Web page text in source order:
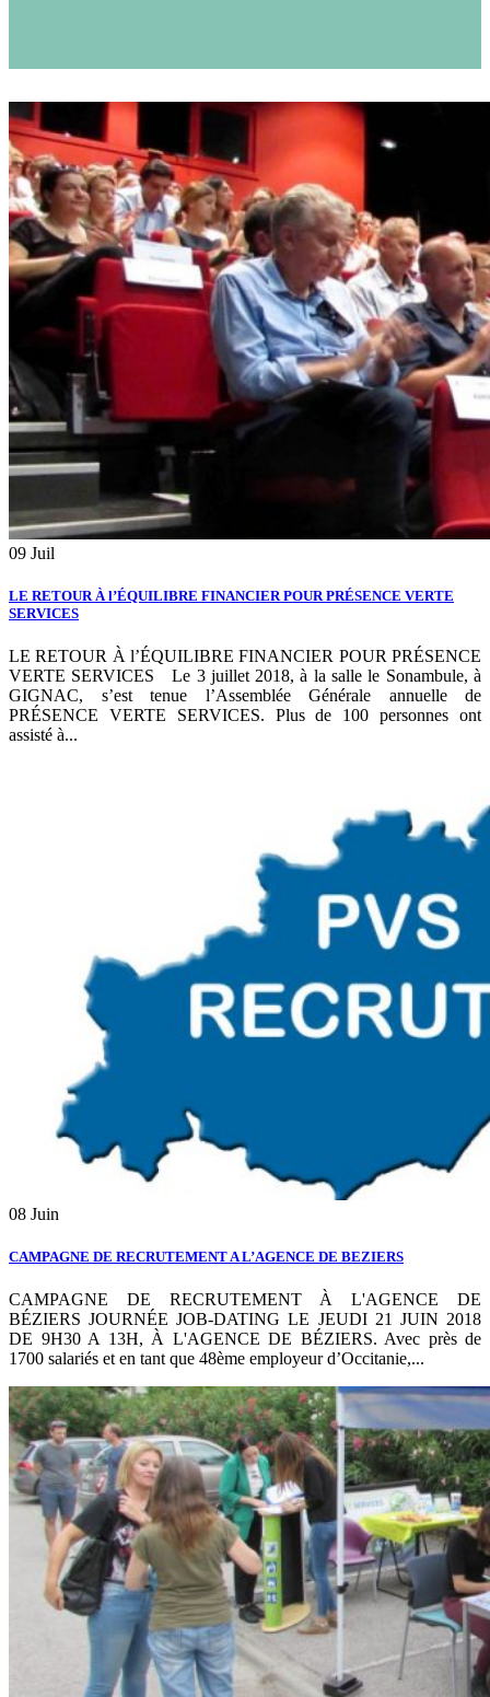
09 Juil
LE RETOUR À l’ÉQUILIBRE FINANCIER POUR PRÉSENCE VERTE
SERVICES
LE RETOUR À l’ÉQUILIBRE FINANCIER POUR PRÉSENCE
VERTE SERVICES Le 3 juillet 2018, à la salle le Sonambule, à
GIGNAC, s’est tenue l’Assemblée Générale annuelle de
PRÉSENCE VERTE SERVICES. Plus de 100 personnes ont
assisté à...
08 Juin
CAMPAGNE DE RECRUTEMENT A L’AGENCE DE BEZIERS
CAMPAGNE DE RECRUTEMENT À L'AGENCE DE
BÉZIERS JOURNÉE JOB-DATING LE JEUDI 21 JUIN 2018
DE 9H30 A 13H, À L'AGENCE DE BÉZIERS. Avec près de
1700 salariés et en tant que 48ème employeur d’Occitanie,...